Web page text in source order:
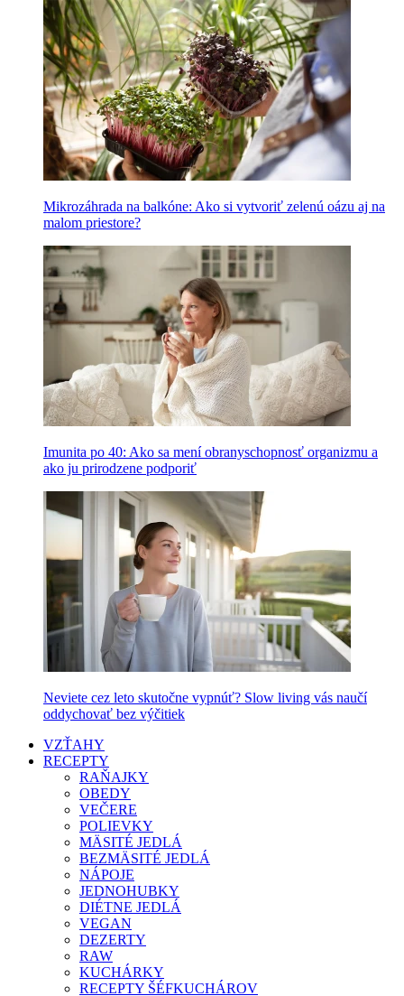
Mikrozáhrada na balkóne: Ako si vytvoriť zelenú oázu aj na
malom priestore?
Imunita po 40: Ako sa mení obranyschopnosť organizmu a
ako ju prirodzene podporiť
Neviete cez leto skutočne vypnúť? Slow living vás naučí
oddychovať bez výčitiek
VZŤAHY
RECEPTY
RAŇAJKY
OBEDY
VEČERE
POLIEVKY
MÄSITÉ JEDLÁ
BEZMÄSITÉ JEDLÁ
NÁPOJE
JEDNOHUBKY
DIÉTNE JEDLÁ
VEGAN
DEZERTY
RAW
KUCHÁRKY
RECEPTY ŠÉFKUCHÁROV